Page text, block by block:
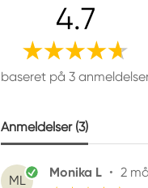
4.7
baseret på 3
Anmeldelser (3)
ML
Monika L • 2